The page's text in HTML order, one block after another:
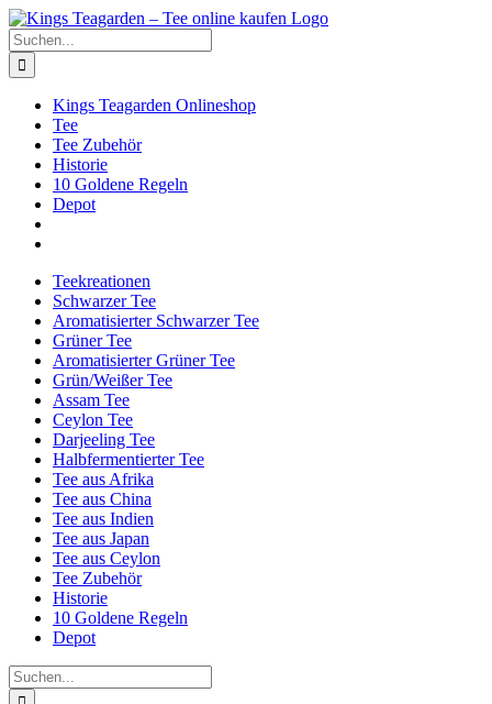
Zum
Inhalt
springen
Facebook
X
Instagram
Pinterest
Suche
nach:
Kings Teagarden Onlineshop
Tee
Tee Zubehör
Historie
10 Goldene Regeln
Depot
Teekreationen
Schwarzer Tee
Aromatisierter Schwarzer Tee
Grüner Tee
Aromatisierter Grüner Tee
Grün/Weißer Tee
Assam Tee
Ceylon Tee
Darjeeling Tee
Halbfermentierter Tee
Tee aus Afrika
Tee aus China
Tee aus Indien
Tee aus Japan
Tee aus Ceylon
Tee Zubehör
Historie
10 Goldene Regeln
Depot
Suche
nach: